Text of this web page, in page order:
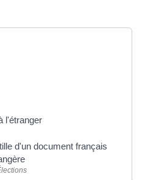
l'étranger
d'un document français